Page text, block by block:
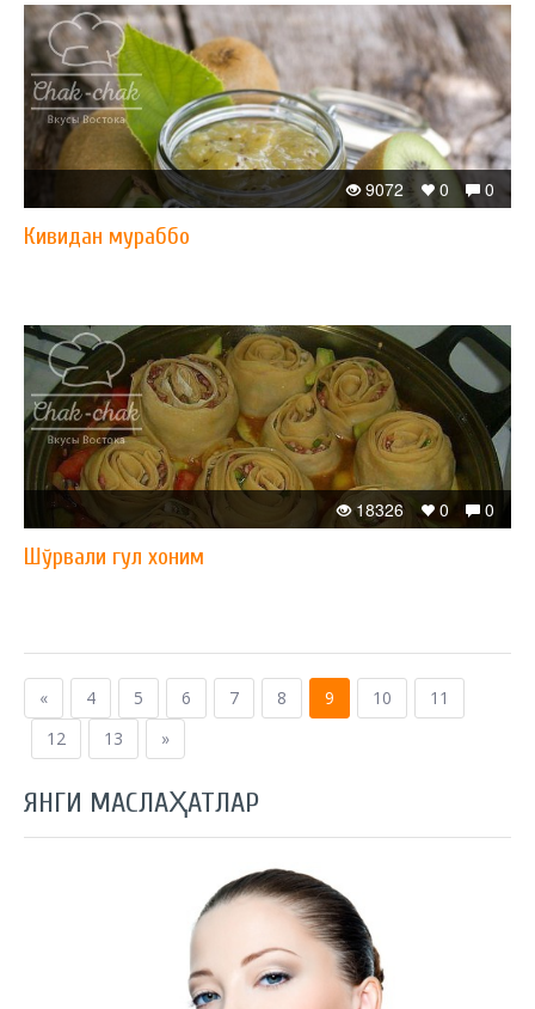
0
0
9072
Кивидан мураббо
0
0
18326
Шўрвали гул хоним
« 4 5 6 7 8 9 10
11
12
13 »
ЯНГИ МАСЛАҲАТЛАР